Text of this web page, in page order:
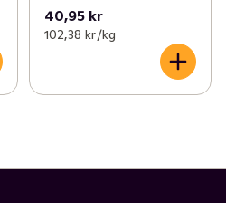
40,95 kr
102,38 kr /kg